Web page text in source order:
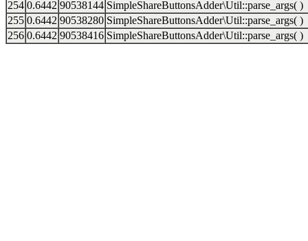
254 0.6442 90538144 SimpleShareButtonsAdder\Util::parse_args( )
255 0.6442 90538280 SimpleShareButtonsAdder\Util::parse_args( )
256 0.6442 90538416 SimpleShareButtonsAdder\Util::parse_args( )